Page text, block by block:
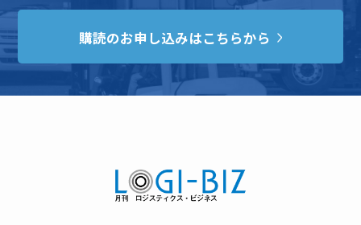
購読のお申し込みはこちらから